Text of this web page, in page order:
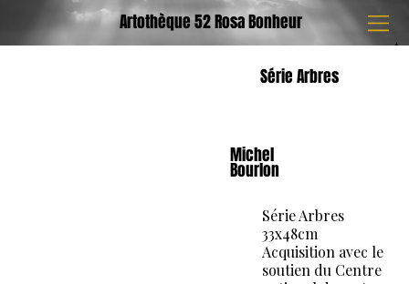
Artothèque 52 Rosa Bonheur
Série Arbres
Michel
Bourlon
Série Arbres
33x48cm
Acquisition avec le
soutien du Centre